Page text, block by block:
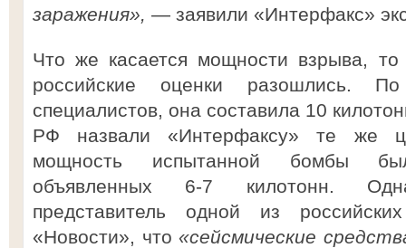
заражения», — заявили «Интерфакс»
Что же касается мощности взрыва,
российские оценки разошлись.
специалистов, она составила 10
РФ назвали «Интерфаксу» те же
мощность испытанной бомбы
объявленных 6-7 килотонн.
представитель одной из
«Новости», что«сейсмические